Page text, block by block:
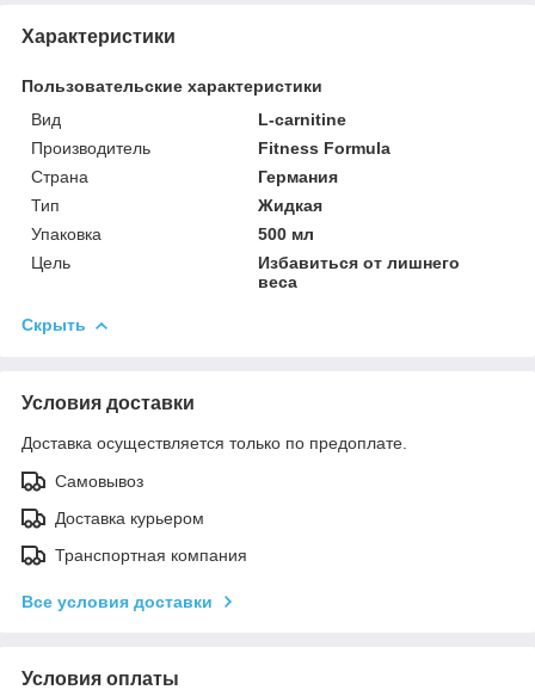
Характеристики
Пользовательские характеристики
Вид
L-carnitine
Производитель
Fitness Formula
Страна
Германия
Тип
Жидкая
Упаковка
500 мл
Цель
Избавиться от лишнего
веса
Скрыть
Условия доставки
Доставка осуществляется только по предоплате.
Самовывоз
Доставка курьером
Транспортная компания
Все условия доставки
Условия оплаты